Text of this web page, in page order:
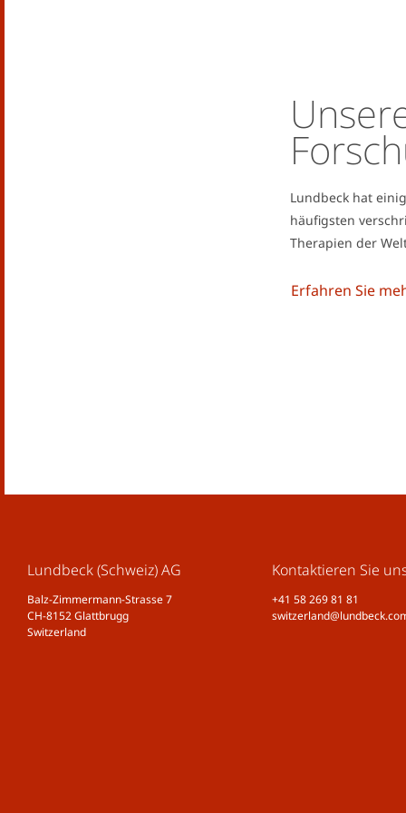
Lundbeck hat
häufigsten
Therapien der
Erfahren Sie
Lundbeck (Schweiz) AG
Balz-Zimmermann-Strasse 7
CH-8152 Glattbrugg
Switzerland
Kontaktieren Sie
+41 58 269 81 81